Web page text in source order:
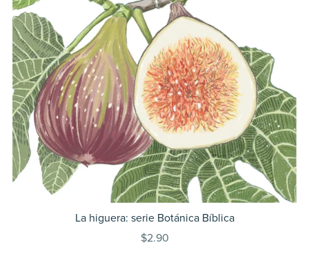
La higuera: serie Botánica Bíblica
$2.90